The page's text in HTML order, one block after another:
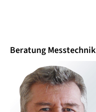
Beratung Messtechnik